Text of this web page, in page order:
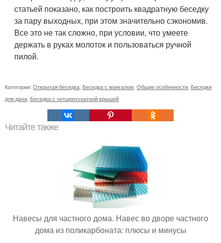
статьей показано, как построить квадратную беседку
за пару выходных, при этом значительно сэкономив.
Все это не так сложно, при условии, что умеете
держать в руках молоток и пользоваться ручной
пилой.
Категории: Открытая беседка Беседка с мангалом Общие особенности Беседки
для дачи Беседка с четырехскатной крышей
Читайте также
Навесы для частного дома. Навес во дворе частного
дома из поликарбоната: плюсы и минусы